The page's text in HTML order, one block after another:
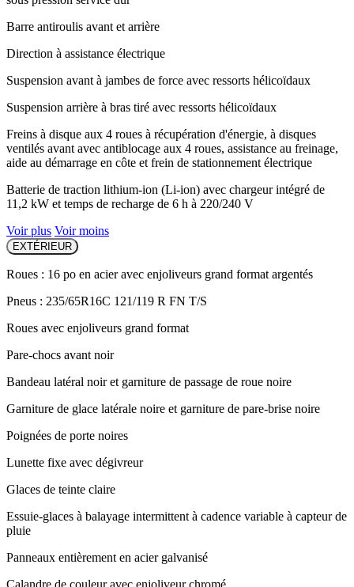
Barre antiroulis avant et arrière
Direction à assistance électrique
Suspension avant à jambes de force avec ressorts hélicoïdaux
Suspension arrière à bras tiré avec ressorts hélicoïdaux
Freins à disque aux 4 roues à récupération d'énergie, à disques
ventilés avant avec antiblocage aux 4 roues, assistance au freinage,
aide au démarrage en côte et frein de stationnement électrique
Batterie de traction lithium-ion (Li-ion) avec chargeur intégré de
11,2 kW et temps de recharge de 6 h à 220/240 V
Voir plus Voir moins
EXTÉRIEUR
Roues : 16 po en acier avec enjoliveurs grand format argentés
Pneus : 235/65R16C 121/119 R FN T/S
Roues avec enjoliveurs grand format
Pare-chocs avant noir
Bandeau latéral noir et garniture de passage de roue noire
Garniture de glace latérale noire et garniture de pare-brise noire
Poignées de porte noires
Lunette fixe avec dégivreur
Glaces de teinte claire
Essuie-glaces à balayage intermittent à cadence variable à capteur de
pluie
Panneaux entièrement en acier galvanisé
Calandre de couleur avec enjoliveur chromé